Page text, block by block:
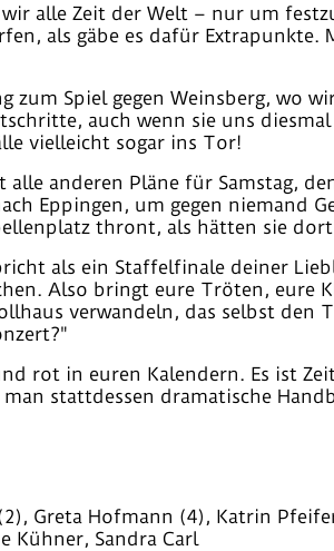
alle Zeit der Welt – nur um
als gäbe es dafür
zum Spiel gegen Weinsberg, wo
auch wenn sie uns
vielleicht sogar ins Tor!
anderen Pläne für Samstag,
Eppingen, um gegen niemand
thront, als hätten sie
als ein Staffelfinale deiner
Also bringt eure Tröten, eure
verwandeln, das selbst
rot in euren Kalendern. Es ist
stattdessen dramatische
Greta Hofmann (4), Katrin
Kühner, Sandra Carl